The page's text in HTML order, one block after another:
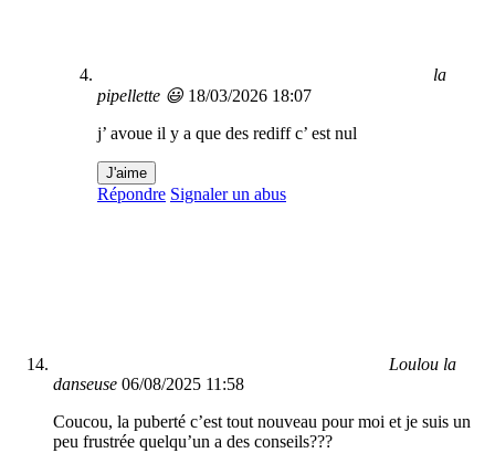
la
pipellette 😃 18/03/2026 18:07
j’ avoue il y a que des rediff c’ est nul
J'aime
Répondre Signaler un abus
Loulou la
danseuse 06/08/2025 11:58
Coucou, la puberté c’est tout nouveau pour moi et je suis un
peu frustrée quelqu’un a des conseils???